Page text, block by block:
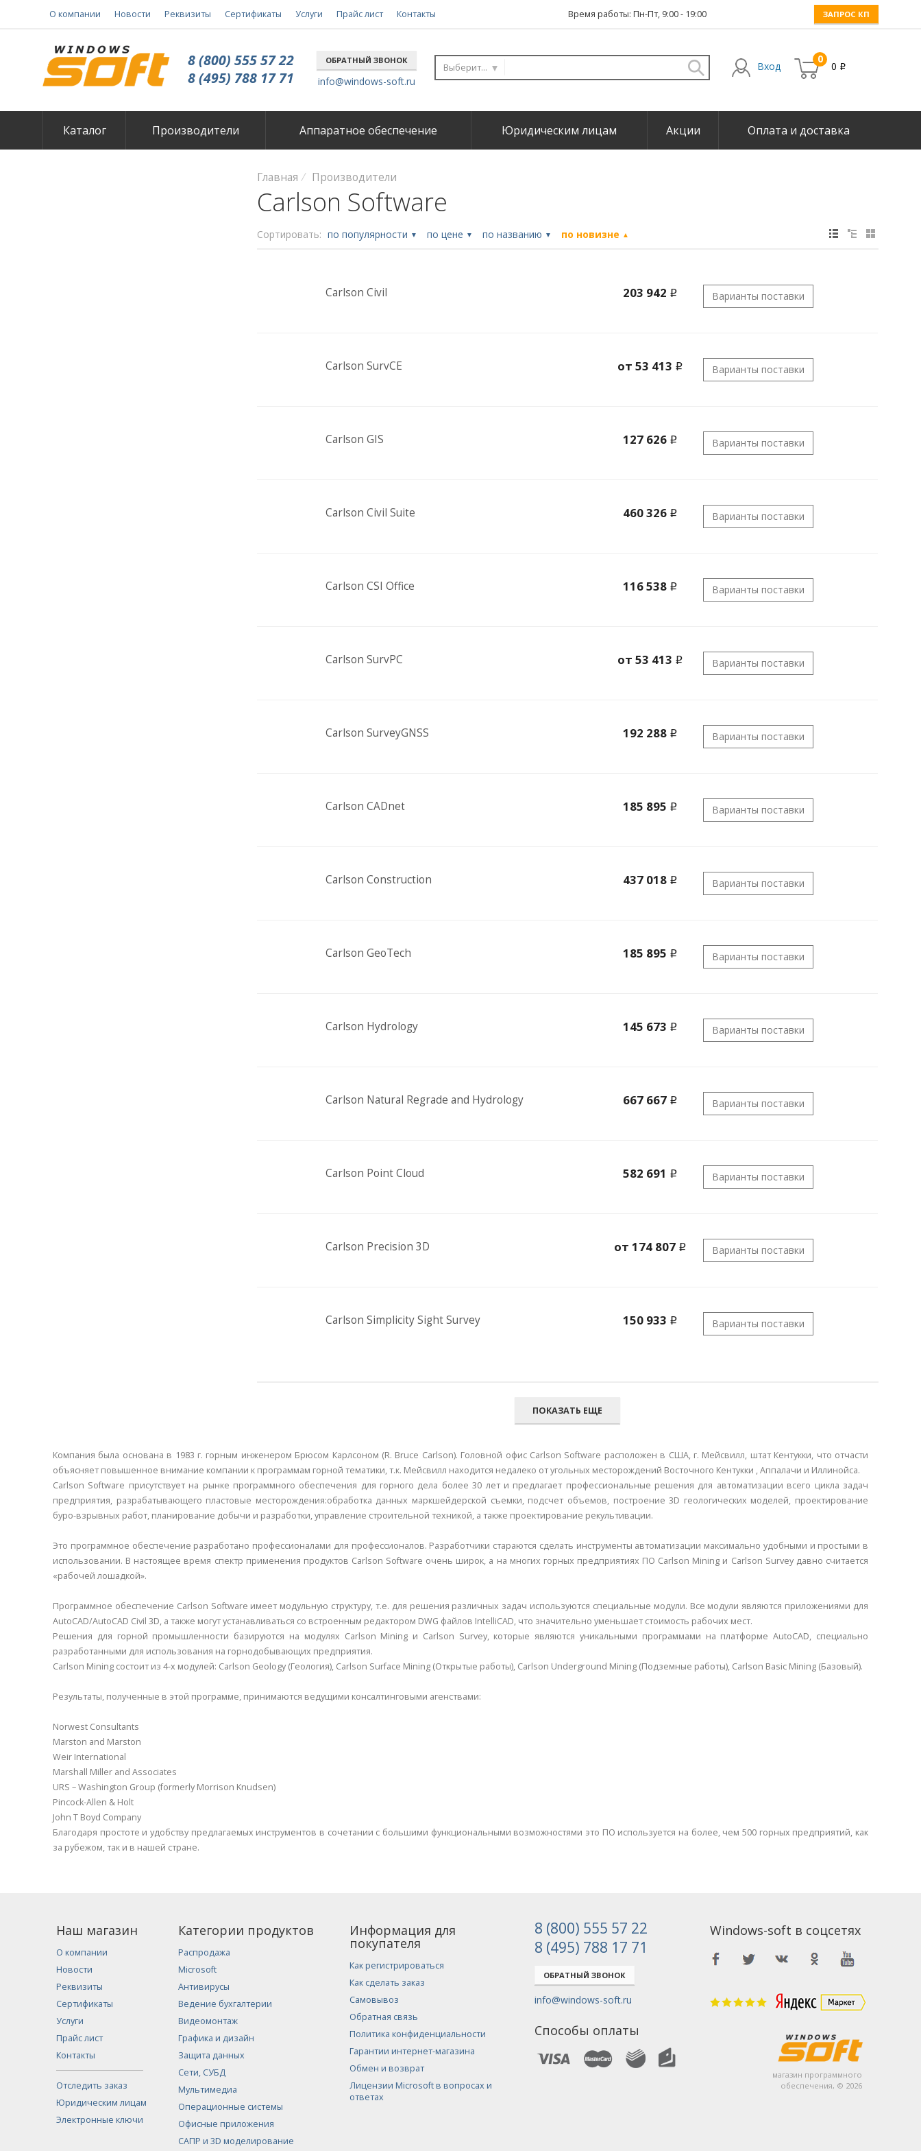
О компании Новости Реквизиты Сертификаты Услуги Прайс лист Контакты Время работы: Пн-Пт, 9:00 - 19:00 ЗАПРОС КП
8 (800) 555 57 22
8 (495) 788 17 71
ОБРАТНЫЙ ЗВОНОК
info@windows-soft.ru
Выберите... Вход
0
0 i
Каталог Производители Аппаратное обеспечение Юридическим лицам Акции Оплата и доставка
Главная Производители
Carlson Software
Сортировать: по популярности ▼ по цене ▼ по названию ▼ по новизне ▲
Carlson Civil 203 942 i Варианты поставки
Carlson SurvCE от 53 413 i Варианты поставки
Carlson GIS 127 626 i Варианты поставки
Carlson Civil Suite 460 326 i Варианты поставки
Carlson CSI Office 116 538 i Варианты поставки
Carlson SurvPC от 53 413 i Варианты поставки
Carlson SurveyGNSS 192 288 i Варианты поставки
Carlson CADnet 185 895 i Варианты поставки
Carlson Construction 437 018 i Варианты поставки
Carlson GeoTech 185 895 i Варианты поставки
Carlson Hydrology 145 673 i Варианты поставки
Carlson Natural Regrade and Hydrology 667 667 i Варианты поставки
Carlson Point Cloud 582 691 i Варианты поставки
Carlson Precision 3D от 174 807 i Варианты поставки
Carlson Simplicity Sight Survey 150 933 i Варианты поставки
ПОКАЗАТЬ ЕЩЕ
Компания была основана в 1983 г. горным инженером Брюсом Карлсоном (R. Bruce Carlson). Головной офис Carlson Software расположен в США, г. Мейсвилл, штат Кентукки, что отчасти
объясняет повышенное внимание компании к программам горной тематики, т.к. Мейсвилл находится недалеко от угольных месторождений Восточного Кентукки , Аппалачи и Иллинойса.
Carlson Software присутствует на рынке программного обеспечения для горного дела более 30 лет и предлагает профессиональные решения для автоматизации всего цикла задач
предприятия, разрабатывающего пластовые месторождения:обработка данных маркшейдерской съемки, подсчет объемов, построение 3D геологических моделей, проектирование
буро-взрывных работ, планирование добычи и разработки, управление строительной техникой, а также проектирование рекультивации.
Это программное обеспечение разработано профессионалами для профессионалов. Разработчики стараются сделать инструменты автоматизации максимально удобными и простыми в
использовании. В настоящее время спектр применения продуктов Carlson Software очень широк, а на многих горных предприятиях ПО Carlson Mining и Carlson Survey давно считается
«рабочей лошадкой».
Программное обеспечение Carlson Software имеет модульную структуру, т.е. для решения различных задач используются специальные модули. Все модули являются приложениями для
AutoCAD/AutoCAD Civil 3D, а также могут устанавливаться со встроенным редактором DWG файлов IntelliCAD, что значительно уменьшает стоимость рабочих мест.
Решения для горной промышленности базируются на модулях Carlson Mining и Carlson Survey, которые являются уникальными программами на платформе AutoCAD, специально
разработанными для использования на горнодобывающих предприятия.
Carlson Mining состоит из 4-х модулей: Carlson Geology (Геология), Carlson Surface Mining (Открытые работы), Carlson Underground Mining (Подземные работы), Carlson Basic Mining (Базовый).
Результаты, полученные в этой программе, принимаются ведущими консалтинговыми агенствами:
Norwest Consultants
Marston and Marston
Weir International
Marshall Miller and Associates
URS – Washington Group (formerly Morrison Knudsen)
Pincock-Allen & Holt
John T Boyd Company
Благодаря простоте и удобству предлагаемых инструментов в сочетании с большими функциональными возможностями это ПО используется на более, чем 500 горных предприятий, как
за рубежом, так и в нашей стране.
Наш магазин
О компании
Новости
Реквизиты
Сертификаты
Услуги
Прайс лист
Контакты
Отследить заказ
Юридическим лицам
Электронные ключи
Категории продуктов
Распродажа
Microsoft
Антивирусы
Ведение бухгалтерии
Видеомонтаж
Графика и дизайн
Защита данных
Сети, СУБД
Мультимедиа
Операционные системы
Офисные приложения
САПР и 3D моделирование
Информация для
покупателя
Как регистрироваться
Как сделать заказ
Самовывоз
Обратная связь
Политика конфиденциальности
Гарантии интернет-магазина
Обмен и возврат
Лицензии Microsoft в вопросах и
ответах
8 (800) 555 57 22
8 (495) 788 17 71
ОБРАТНЫЙ ЗВОНОК
info@windows-soft.ru
Windows-soft в соцсетях
Способы оплаты
магазин программного
обеспечения, © 2026